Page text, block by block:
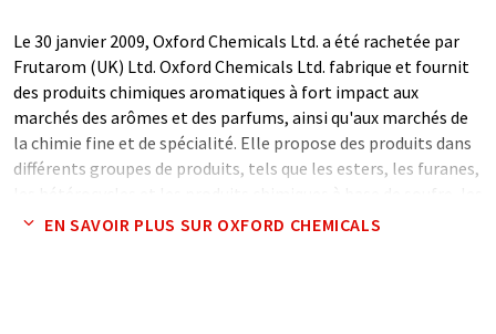
Le 30 janvier 2009, Oxford Chemicals Ltd. a été rachetée par
Frutarom (UK) Ltd. Oxford Chemicals Ltd. fabrique et fournit
des produits chimiques aromatiques à fort impact aux
marchés des arômes et des parfums, ainsi qu'aux marchés de
la chimie fine et de spécialité. Elle propose des produits dans
différents groupes de produits, tels que les esters, les furanes,
aldéhydes, les furanes et les hétérocycles, les thiolesters, les
EN SAVOIR PLUS SUR OXFORD CHEMICALS